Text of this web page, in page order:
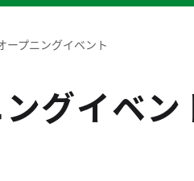
ープニングイベント
グイベン